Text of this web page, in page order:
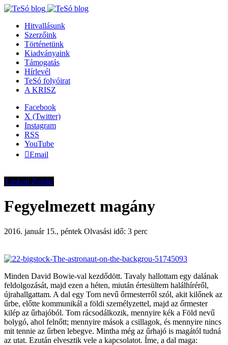
Hitvallásunk
Szerzőink
Történetünk
Kiadványaink
Támogatás
Hírlevél
TeSó folyóirat
A KRISZ
Facebook
X (Twitter)
Instagram
RSS
YouTube
Email
Laskoti Zoltán
Fegyelmezett magány
2016. január 15., péntek Olvasási idő: 3 perc
Minden David Bowie-val kezdődött. Tavaly hallottam egy dalának
feldolgozását, majd ezen a héten, miután értesültem halálhíréről,
újrahallgattam. A dal egy Tom nevű őrmesterről szól, akit kilőnek az
űrbe, előtte kommunikál a földi személyzettel, majd az őrmester
kilép az űrhajóból. Tom rácsodálkozik, mennyire kék a Föld nevű
bolygó, ahol felnőtt; mennyire mások a csillagok, és mennyire nincs
mit tennie az űrben lebegve. Mintha még az űrhajó is magától tudná
az utat. Ezután elvesztik vele a kapcsolatot. Íme, a dal maga: